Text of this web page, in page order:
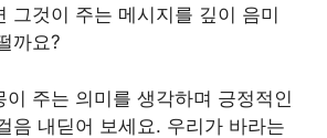
그것이 주는 메시지를 깊이 음미
까요?
이 주는 의미를 생각하며 긍정적인
음 내딛어 보세요. 우리가 바라는